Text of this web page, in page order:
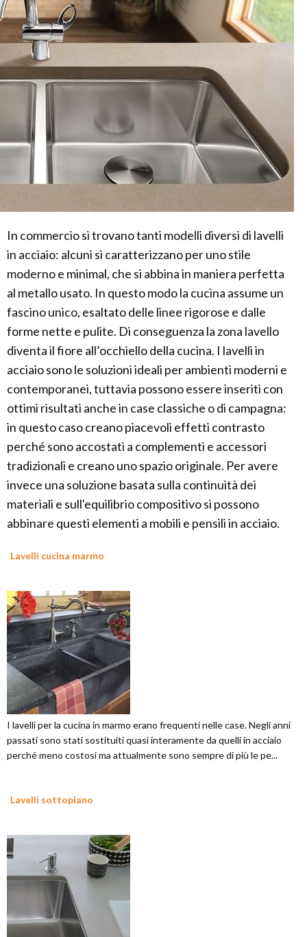
In commercio si trovano tanti modelli diversi di lavelli
in acciaio: alcuni si caratterizzano per uno stile
moderno e minimal, che si abbina in maniera perfetta
al metallo usato. In questo modo la cucina assume un
fascino unico, esaltato delle linee rigorose e dalle
forme nette e pulite. Di conseguenza la zona lavello
diventa il fiore all’occhiello della cucina. I lavelli in
acciaio sono le soluzioni ideali per ambienti moderni e
contemporanei, tuttavia possono essere inseriti con
ottimi risultati anche in case classiche o di campagna:
in questo caso creano piacevoli effetti contrasto
perché sono accostati a complementi e accessori
tradizionali e creano uno spazio originale. Per avere
invece una soluzione basata sulla continuità dei
materiali e sull'equilibrio compositivo si possono
abbinare questi elementi a mobili e pensili in acciaio.
Lavelli cucina marmo
I lavelli per la cucina in marmo erano frequenti nelle case. Negli anni
passati sono stati sostituiti quasi interamente da quelli in acciaio
perché meno costosi ma attualmente sono sempre di più le pe...
Lavelli sottopiano